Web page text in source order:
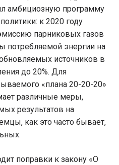
амбициозную программу
к 2020 году
парниковых газов
потребляемой энергии на
источников в
до 20%. Для
«плана 20-20-20»
различные меры,
результатов на
как это часто бывает,
поправки к закону «О